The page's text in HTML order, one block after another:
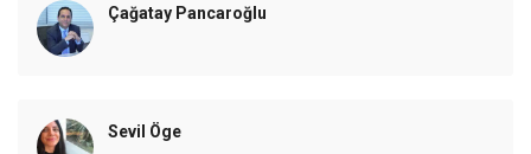
Çağatay Pancaroğlu
Sevil Öge